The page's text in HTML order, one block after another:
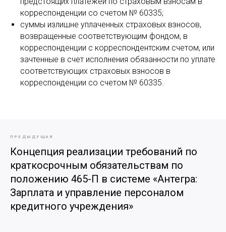
корреспонденции со счетом № 60335;
суммы излишне уплаченных страховых взносов,
возвращенные соответствующим фондом, в
корреспонденции с корреспондентским счетом, или
зачтенные в счет исполнения обязанности по уплате
соответствующих страховых взносов в
корреспонденции со счетом № 60335.
ПРЕДЫДУЩАЯ
Концепция реализации требований по
краткосрочным обязательствам по
положению 465-П в системе «Антегра:
Зарплата и управление персоналом
кредитного учреждения»